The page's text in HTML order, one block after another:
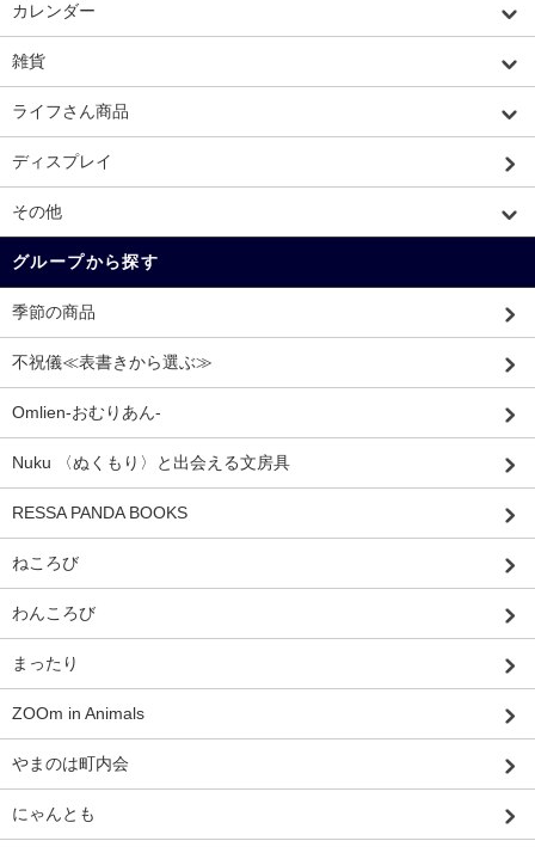
カレンダー
雑貨
ライフさん商品
ディスプレイ
その他
グループから探す
季節の商品
不祝儀≪表書きから選ぶ≫
Omlien-おむりあん-
Nuku 〈ぬくもり〉と出会える文房具
RESSA PANDA BOOKS
ねころび
わんころび
まったり
ZOOm in Animals
やまのは町内会
にゃんとも